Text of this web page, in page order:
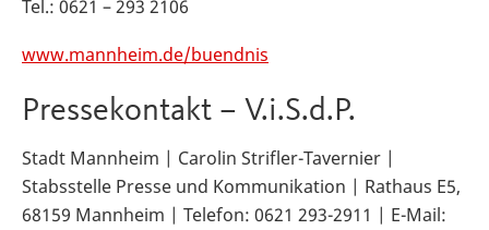
Tel.: 0621 – 293 2106
www.mannheim.de/buendnis
Pressekontakt – V.i.S.d.P.
Stadt Mannheim | Carolin Strifler-Tavernier |
Stabsstelle Presse und Kommunikation | Rathaus E5,
68159 Mannheim | Telefon: 0621 293-2911 | E-Mail: